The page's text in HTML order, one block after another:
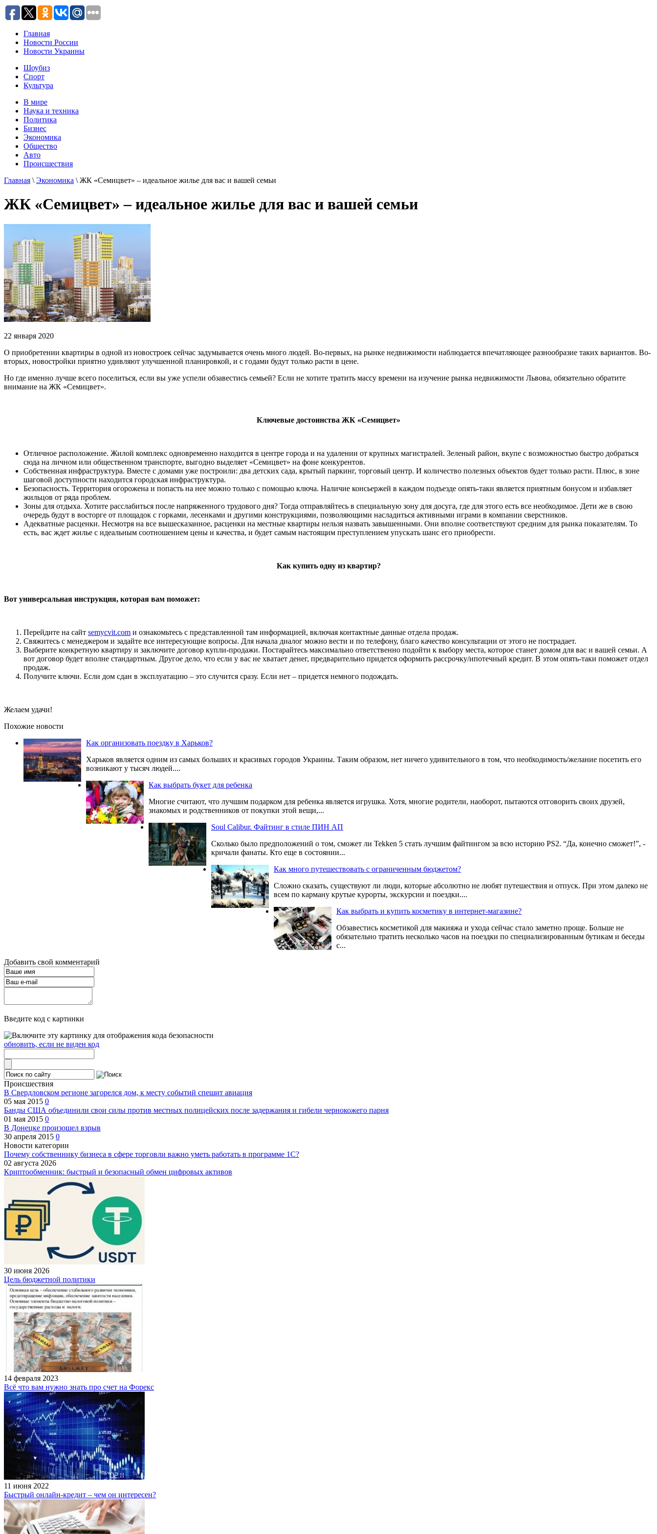
Главная
Новости России
Новости Украины
Шоубиз
Спорт
Культура
В мире
Наука и техника
Политика
Бизнес
Экономика
Общество
Авто
Происшествия
Главная \ Экономика \ ЖК «Семицвет» – идеальное жилье для вас и вашей семьи
ЖК «Семицвет» – идеальное жилье для вас и вашей семьи
22 января 2020
О приобретении квартиры в одной из новостроек сейчас задумывается очень много людей. Во-первых, на рынке недвижимости наблюдается впечатляющее разнообразие таких вариантов. Во-
вторых, новостройки приятно удивляют улучшенной планировкой, и с годами будут только расти в цене.
Но где именно лучше всего поселиться, если вы уже успели обзавестись семьей? Если не хотите тратить массу времени на изучение рынка недвижимости Львова, обязательно обратите
внимание на ЖК «Семицвет».
Ключевые достоинства ЖК «Семицвет»
Отличное расположение. Жилой комплекс одновременно находится в центре города и на удалении от крупных магистралей. Зеленый район, вкупе с возможностью быстро добраться
сюда на личном или общественном транспорте, выгодно выделяет «Семицвет» на фоне конкурентов.
Собственная инфраструктура. Вместе с домами уже построили: два детских сада, крытый паркинг, торговый центр. И количество полезных объектов будет только расти. Плюс, в зоне
шаговой доступности находится городская инфраструктура.
Безопасность. Территория огорожена и попасть на нее можно только с помощью ключа. Наличие консьержей в каждом подъезде опять-таки является приятным бонусом и избавляет
жильцов от ряда проблем.
Зоны для отдыха. Хотите расслабиться после напряженного трудового дня? Тогда отправляйтесь в специальную зону для досуга, где для этого есть все необходимое. Дети же в свою
очередь будут в восторге от площадок с горками, лесенками и другими конструкциями, позволяющими насладиться активными играми в компании сверстников.
Адекватные расценки. Несмотря на все вышесказанное, расценки на местные квартиры нельзя назвать завышенными. Они вполне соответствуют средним для рынка показателям. То
есть, вас ждет жилье с идеальным соотношением цены и качества, и будет самым настоящим преступлением упускать шанс его приобрести.
Как купить одну из квартир?
Вот универсальная инструкция, которая вам поможет:
Перейдите на сайт semycvit.com и ознакомьтесь с представленной там информацией, включая контактные данные отдела продаж.
Свяжитесь с менеджером и задайте все интересующие вопросы. Для начала диалог можно вести и по телефону, благо качество консультации от этого не пострадает.
Выберите конкретную квартиру и заключите договор купли-продажи. Постарайтесь максимально ответственно подойти к выбору места, которое станет домом для вас и вашей семьи. А
вот договор будет вполне стандартным. Другое дело, что если у вас не хватает денег, предварительно придется оформить рассрочку/ипотечный кредит. В этом опять-таки поможет отдел
продаж.
Получите ключи. Если дом сдан в эксплуатацию – это случится сразу. Если нет – придется немного подождать.
Желаем удачи!
Похожие новости
Как организовать поездку в Харьков?
Харьков является одним из самых больших и красивых городов Украины. Таким образом, нет ничего удивительного в том, что необходимость/желание посетить его
возникают у тысяч людей....
Как выбрать букет для ребенка
Многие считают, что лучшим подарком для ребенка является игрушка. Хотя, многие родители, наоборот, пытаются отговорить своих друзей,
знакомых и родственников от покупки этой вещи,...
Soul Calibur. Файтинг в стиле ПИН АП
Сколько было предположений о том, сможет ли Tekken 5 стать лучшим файтингом за всю историю PS2. “Да, конечно сможет!”, -
кричали фанаты. Кто еще в состоянии...
Как много путешествовать с ограниченным бюджетом?
Сложно сказать, существуют ли люди, которые абсолютно не любят путешествия и отпуск. При этом далеко не
всем по карману крутые курорты, экскурсии и поездки....
Как выбрать и купить косметику в интернет-магазине?
Обзавестись косметикой для макияжа и ухода сейчас стало заметно проще. Больше не
обязательно тратить несколько часов на поездки по специализированным бутикам и беседы
с...
Добавить свой комментарий
Введите код с картинки
обновить, если не виден код
Происшествия
В Свердловском регионе загорелся дом, к месту событий спешит авиация
05 мая 2015 0
Банды США объединили свои силы против местных полицейских после задержания и гибели чернокожего парня
01 мая 2015 0
В Донецке произошел взрыв
30 апреля 2015 0
Новости категории
Почему собственнику бизнеса в сфере торговли важно уметь работать в программе 1С?
02 августа 2026
Криптообменник: быстрый и безопасный обмен цифровых активов
30 июня 2026
Цель бюджетной политики
14 февраля 2023
Всё что вам нужно знать про счет на Форекс
11 июня 2022
Быстрый онлайн-кредит – чем он интересен?